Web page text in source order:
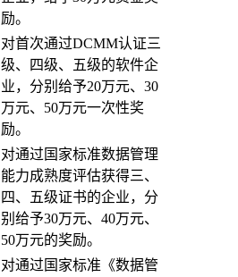
励。
对首次通过DCMM认证三
级、四级、五级的软件企
业，分别给予20万元、30
万元、50万元一次性奖
励。
对通过国家标准数据管理
能力成熟度评估获得三、
四、五级证书的企业，分
别给予30万元、40万元、
50万元的奖励。
对通过国家标准《数据管